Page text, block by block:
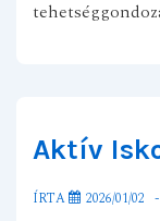
Aktív
ÍRTA 2026/01/02